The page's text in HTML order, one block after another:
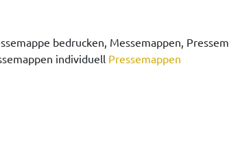
bedrucken, Messemappen,
individuell Pressemappen